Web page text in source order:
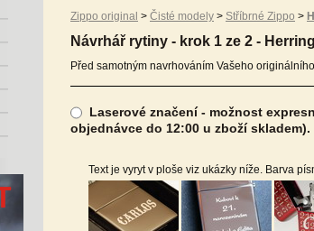
Zippo original > Čisté modely > Stříbrné Zippo >
Návrhář rytiny - krok 1 ze 2 -
Před samotným navrhováním Vašeho
Laserové značení - možnost
objednávce do 12:00 u zboží skladem).
Text je vyryt v ploše viz ukázky níže. Barva